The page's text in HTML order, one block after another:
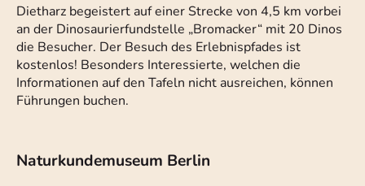
Dietharz begeistert auf einer Strecke von 4,5 km vorbei
an der Dinosaurierfundstelle „Bromacker“ mit 20 Dinos
die Besucher. Der Besuch des Erlebnispfades ist
kostenlos! Besonders Interessierte, welchen die
Informationen auf den Tafeln nicht ausreichen, können
Führungen buchen.
Naturkundemuseum Berlin